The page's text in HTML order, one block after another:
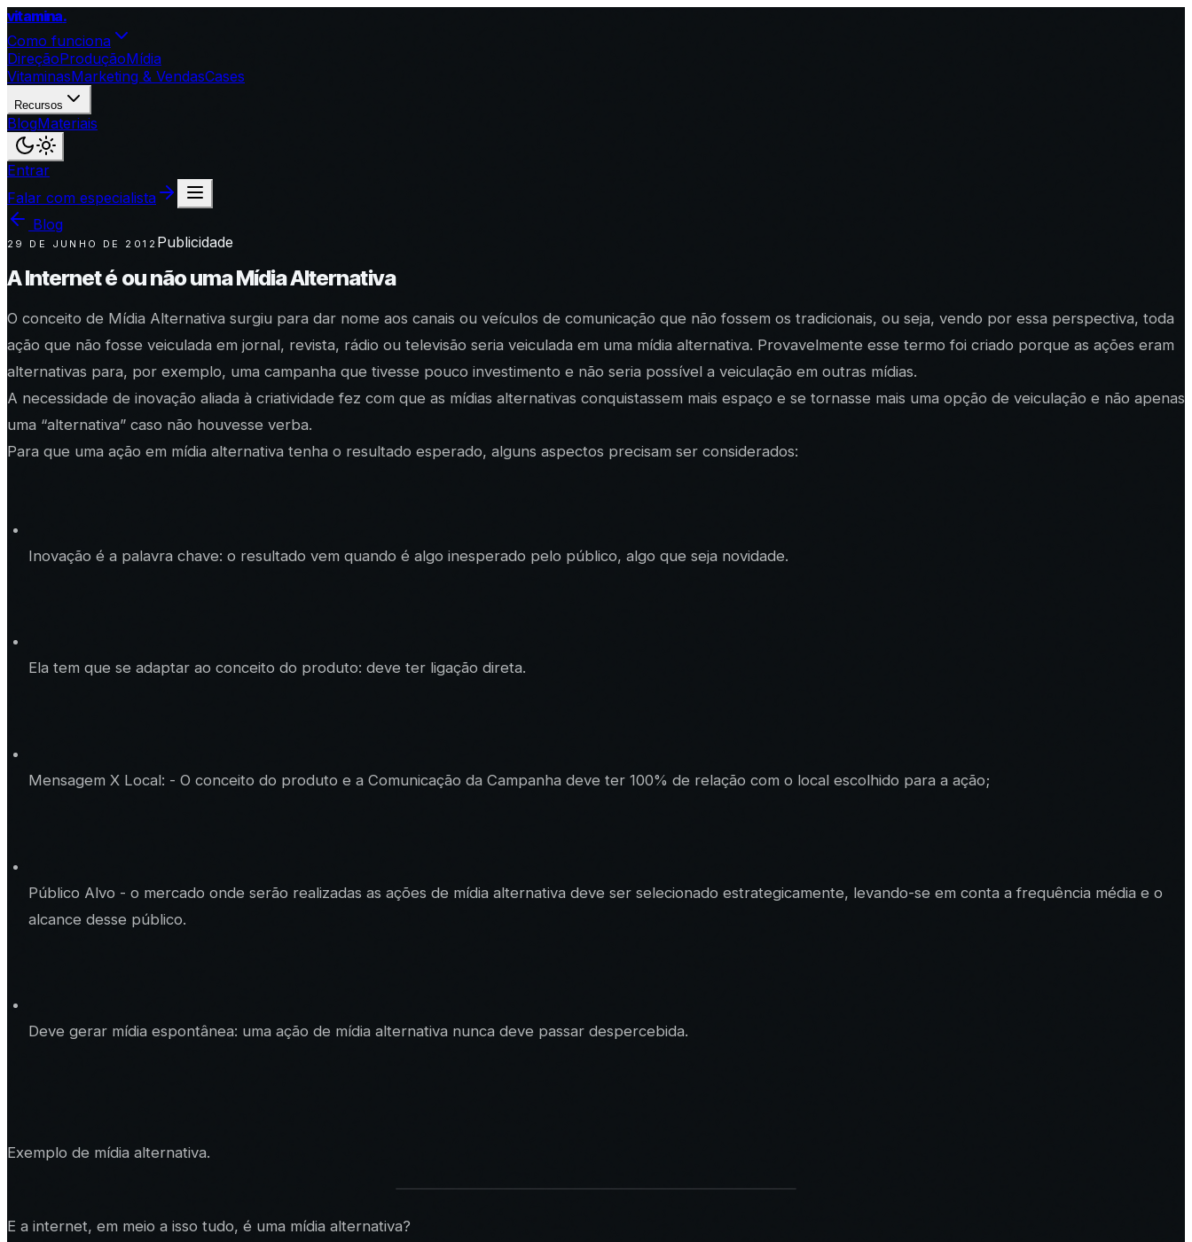
vitamina.
Como funciona
DireçãoProduçãoMídia
VitaminasMarketing & VendasCases
Recursos
BlogMateriais
Entrar
Falar com especialista
Blog
29 DE JUNHO DE 2012 Publicidade
A Internet é ou não uma Mídia Alternativa
O conceito de Mídia Alternativa surgiu para dar nome aos canais ou veículos de comunicação que não fossem os tradicionais, ou seja, vendo por essa perspectiva, toda
ação que não fosse veiculada em jornal, revista, rádio ou televisão seria veiculada em uma mídia alternativa. Provavelmente esse termo foi criado porque as ações eram
alternativas para, por exemplo, uma campanha que tivesse pouco investimento e não seria possível a veiculação em outras mídias.
A necessidade de inovação aliada à criatividade fez com que as mídias alternativas conquistassem mais espaço e se tornasse mais uma opção de veiculação e não apenas
uma “alternativa” caso não houvesse verba.
Para que uma ação em mídia alternativa tenha o resultado esperado, alguns aspectos precisam ser considerados:
Inovação é a palavra chave: o resultado vem quando é algo inesperado pelo público, algo que seja novidade.
Ela tem que se adaptar ao conceito do produto: deve ter ligação direta.
Mensagem X Local: - O conceito do produto e a Comunicação da Campanha deve ter 100% de relação com o local escolhido para a ação;
Público Alvo - o mercado onde serão realizadas as ações de mídia alternativa deve ser selecionado estrategicamente, levando-se em conta a frequência média e o
alcance desse público.
Deve gerar mídia espontânea: uma ação de mídia alternativa nunca deve passar despercebida.
Exemplo de mídia alternativa.
E a internet, em meio a isso tudo, é uma mídia alternativa?